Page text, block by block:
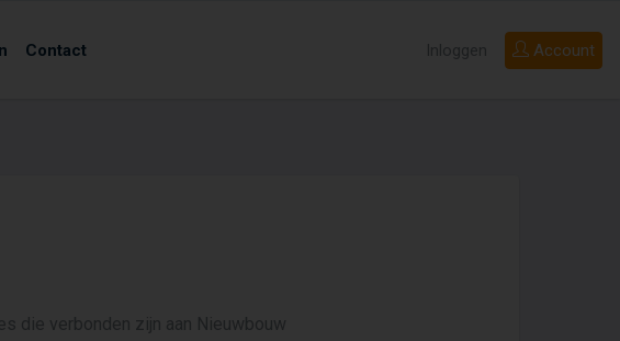
Contact Account
Inloggen
die verbonden zijn aan Nieuwbouw